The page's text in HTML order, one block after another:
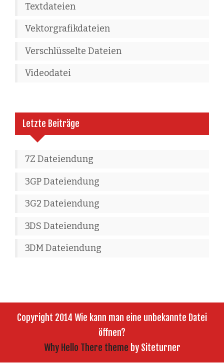
Textdateien
Vektorgrafikdateien
Verschlüsselte Dateien
Videodatei
Letzte Beiträge
7Z Dateiendung
3GP Dateiendung
3G2 Dateiendung
3DS Dateiendung
3DM Dateiendung
Copyright 2014 Wie kann man eine unbekannte Datei
öffnen?
Why Hello There theme by Siteturner